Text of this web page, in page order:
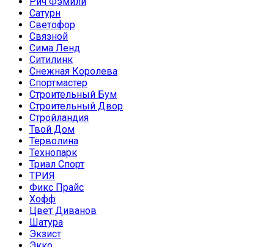
Сатурн
Светофор
Связной
Сима Ленд
Ситилинк
Снежная Королева
Спортмастер
Строительный Бум
Строительный Двор
Стройландия
Твой Дом
Терволина
Технопарк
Триал Спорт
ТРИЯ
Фикс Прайс
Хофф
Цвет Диванов
Шатура
Экзист